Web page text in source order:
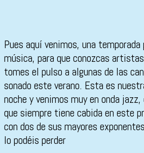
Pues aquí venimos, una
música, para que conozcas
tomes el pulso a algunas de las
sonado este verano. Esta es
noche y venimos muy en onda
que siempre tiene cabida en este
con dos de sus mayores
lo podéis perder